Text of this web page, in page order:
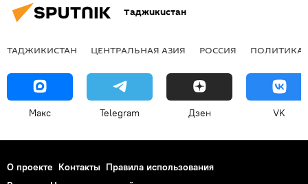
Таджикистан
ТАДЖИКИСТАН ЦЕНТРАЛЬНАЯ АЗИЯ РОССИЯ ПОЛИТИКА
Макс Telegram Дзен VK
О проекте Контакты Правила использования